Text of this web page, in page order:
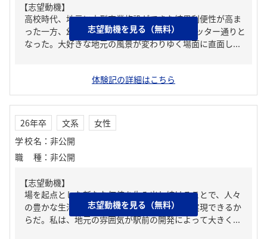
【志望動機】
高校時代、地元に大型商業施設ができた結果利便性が高ま
った一方、幼い頃から足?く通う商店街がシャッター通りと
なった。大好きな地元の風景が変わりゆく場面に直面し...
体験記の詳細はこちら
志望動機を見る（無料）
26年卒 文系
女性
学校名 ： 非公開
職種 ： 非公開
【志望動機】
場を起点とした新たな価値を生み出し続けることで、人々
の豊かな生活を支えたいという自身の想いを実現できるか
らだ。私は、地元の雰囲気が駅前の開発によって大きく...
志望動機を見る（無料）